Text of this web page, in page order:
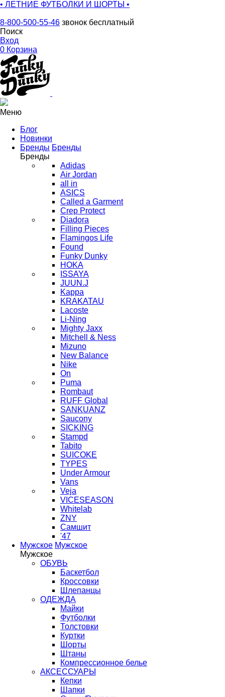
• ЛЕТНИЕ ФУТБОЛКИ И ШОРТЫ •
8-800-500-55-46 звонок бесплатный
Поиск
Вход
0 Корзина
Меню
Блог
Новинки
Бренды Бренды
Бренды
Adidas
Air Jordan
all in
ASICS
Called a Garment
Crep Protect
Diadora
Filling Pieces
Flamingos Life
Found
Funky Dunky
HOKA
ISSAYA
JUUN.J
Kappa
KRAKATAU
Lacoste
Li-Ning
Mighty Jaxx
Mitchell & Ness
Mizuno
New Balance
Nike
On
Puma
Rombaut
RUFF Global
SANKUANZ
Saucony
SICKING
Stampd
Tabito
SUICOKE
TYPES
Under Armour
Vans
Veja
VICESEASON
Whitelab
ZNY
Самшит
'47
Мужское Мужское
Мужское
ОБУВЬ
Баскетбол
Кроссовки
Шлепанцы
ОДЕЖДА
Майки
Футболки
Толстовки
Куртки
Шорты
Штаны
Компрессионное белье
АКСЕССУАРЫ
Кепки
Шапки